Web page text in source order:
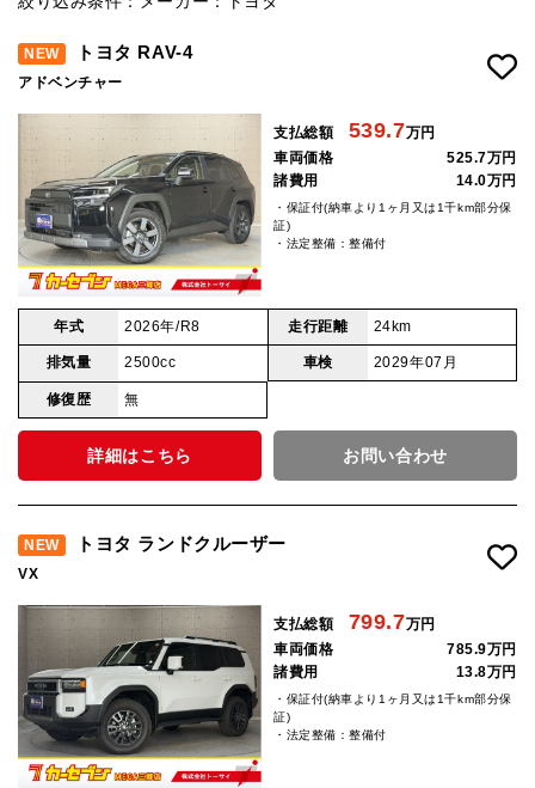
NEW トヨタ RAV-4
アドベンチャー
支払総額 539.7万円
車両価格
525.7万円
諸費用
14.0万円
・保証付(納車より1ヶ月又は1千km部分保
証)
・法定整備：整備付
年式 2026年/R8 走行距離 24km
排気量 2500cc 車検 2029年07月
修復歴 無
詳細はこちら お問い合わせ
NEW トヨタ ランドクルーザー
VX
支払総額 799.7万円
車両価格
785.9万円
諸費用
13.8万円
・保証付(納車より1ヶ月又は1千km部分保
証)
・法定整備：整備付